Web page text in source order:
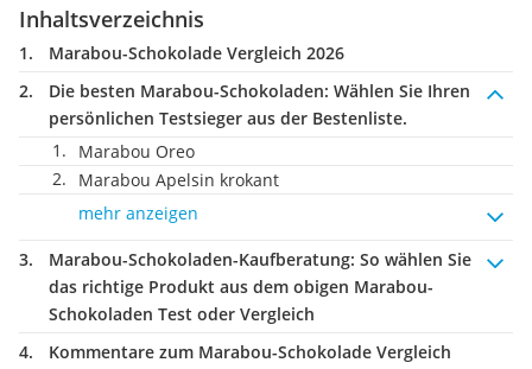
Inhaltsverzeichnis
Marabou-Schokolade Vergleich 2026
Die besten Marabou-Schokoladen: Wählen Sie Ihren
persönlichen Testsieger aus der Bestenliste.
Marabou Oreo
Marabou Apelsin krokant
mehr anzeigen
Marabou-Schokoladen-Kaufberatung: So wählen Sie
das richtige Produkt aus dem obigen Marabou-
Schokoladen Test oder Vergleich
Kommentare zum Marabou-Schokolade Vergleich